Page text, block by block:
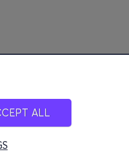
ALL